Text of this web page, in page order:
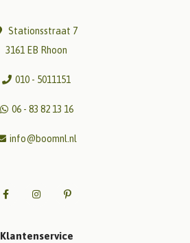
Stationsstraat 7
3161 EB Rhoon
010 - 5011151
06 - 83 82 13 16
info@boomnl.nl
Klantenservice